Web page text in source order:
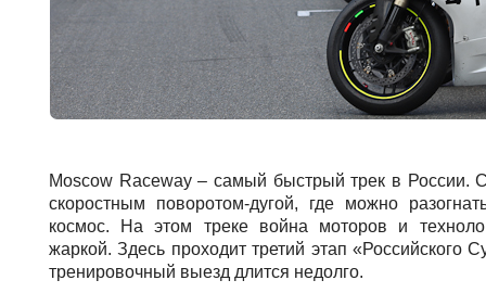
Moscow Raceway – самый быстрый трек в России.
скоростным поворотом-дугой, где можно
космос. На этом треке война моторов и
жаркой. Здесь проходит третий этап «Российского
тренировочный выезд длится недолго.